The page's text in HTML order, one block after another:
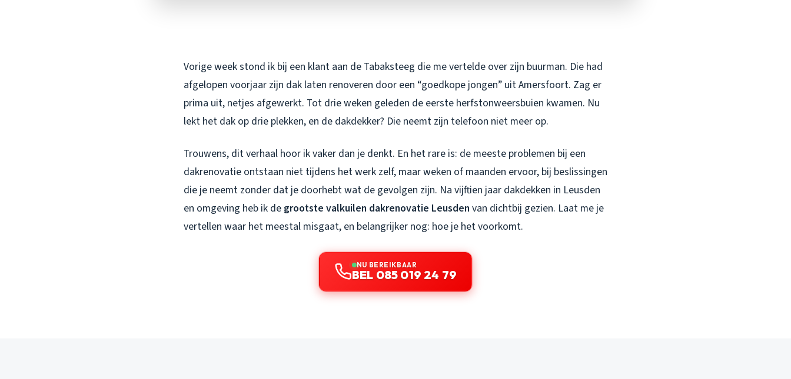
Vorige week stond ik bij een klant aan de Tabaksteeg die me vertelde over zijn buurman. Die had
afgelopen voorjaar zijn dak laten renoveren door een “goedkope jongen” uit Amersfoort. Zag er
prima uit, netjes afgewerkt. Tot drie weken geleden de eerste herfstonweersbuien kwamen. Nu
lekt het dak op drie plekken, en de dakdekker? Die neemt zijn telefoon niet meer op.
Trouwens, dit verhaal hoor ik vaker dan je denkt. En het rare is: de meeste problemen bij een
dakrenovatie ontstaan niet tijdens het werk zelf, maar weken of maanden ervoor, bij beslissingen
die je neemt zonder dat je doorhebt wat de gevolgen zijn. Na vijftien jaar dakdekken in Leusden
en omgeving heb ik de grootste valkuilen dakrenovatie Leusden van dichtbij gezien. Laat me je
vertellen waar het meestal misgaat, en belangrijker nog: hoe je het voorkomt.
NU BEREIKBAAR
BEL 085 019 24 79